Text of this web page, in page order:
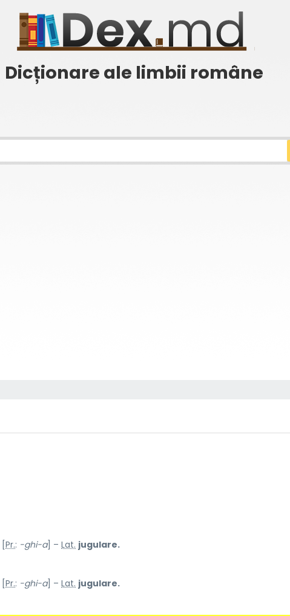
Dicționare ale limbii române
Pr.: -ghi-a] – Lat. jugulare.
Pr.: -ghi-a] – Lat. jugulare.